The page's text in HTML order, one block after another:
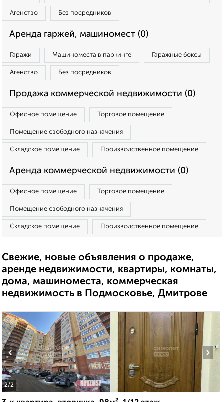
Агенство Без посредников
Аренда гаржей, машиномест (0)
Гаражи Машиноместа в паркинге Гаражные боксы
Агенство Без посредников
Продажа коммерческой недвижимости (0)
Офисное помещение Торговое помещение
Помещение свободного назначения
Складское помещение Производственное помещение
Аренда коммерческой недвижимости (0)
Офисное помещение Торговое помещение
Помещение свободного назначения
Складское помещение Производственное помещение
Свежие, новые объявления о продаже,
аренде недвижимости, квартиры, комнаты,
дома, машиноместа, коммерческая
недвижимость в Подмосковье, Дмитрове
2/2
‹ ›